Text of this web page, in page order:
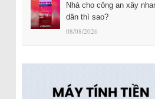
Nhà cho công an xây
dân thì sao?
08/08/2026